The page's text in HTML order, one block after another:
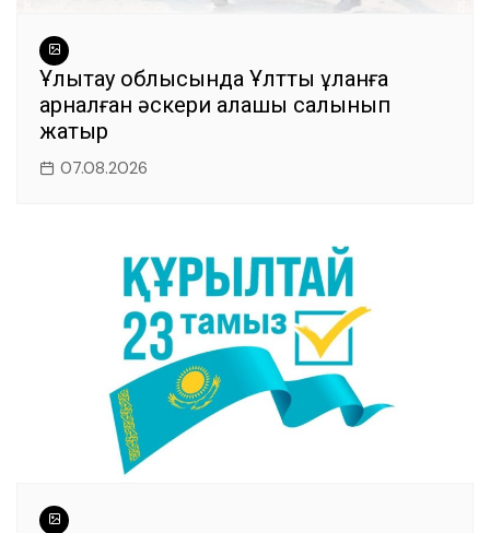
Ұлытау облысында Ұлттық ұланға
арналған әскери қалашық салынып
жатыр
07.08.2026